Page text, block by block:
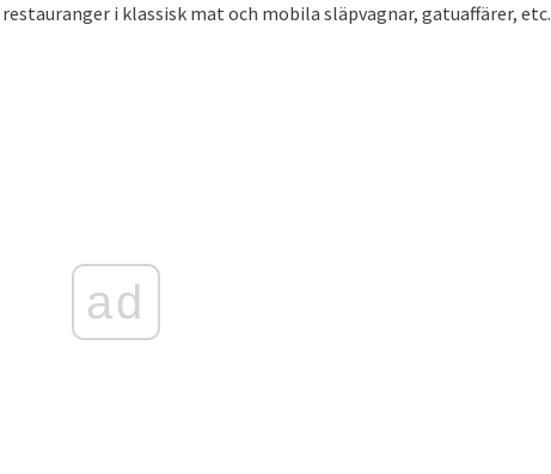
i klassisk mat och mobila släpvagnar, gatuaffärer, etc.
ad